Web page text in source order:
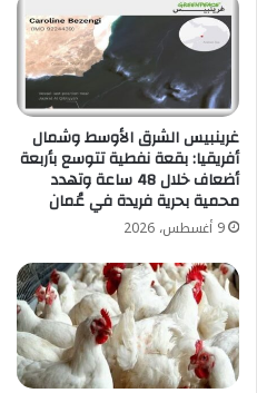
غرينبيس الشرق الأوسط وشمال
أفريقيا: بقعة نفطية تتوسع بأربعة
أضعاف خلال 48 ساعة وتهدد
محمية بحرية فريدة في عُمان
9 أغسطس، 2026